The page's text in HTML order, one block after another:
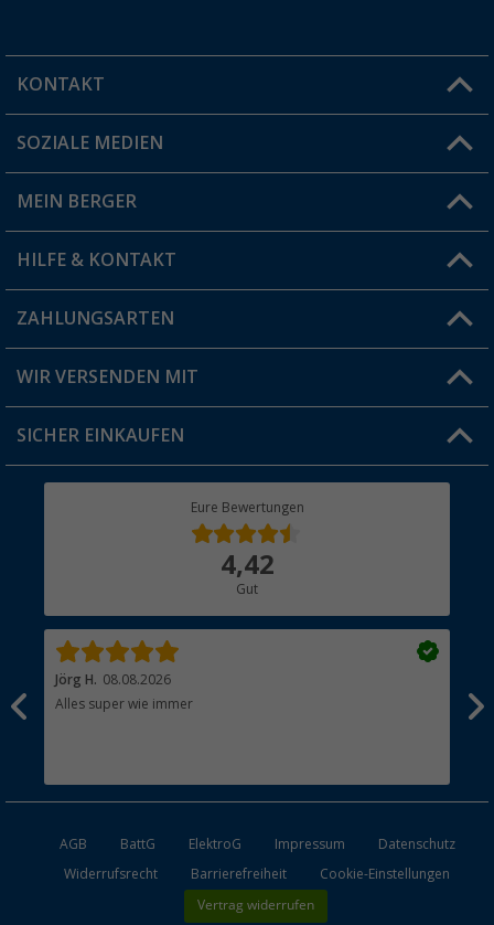
KONTAKT
Du hast eine Frage?
Filiale finden
SOZIALE MEDIEN
MEIN BERGER
Vorteilskarte
Blog
Jobs & Karriere
HILFE & KONTAKT
FAQ & Kontakt
Versandinformationen
Rücksendung
ZAHLUNGSARTEN
WIR VERSENDEN MIT
SICHER EINKAUFEN
Eure Bewertungen
4,42
Gut
Jörg H. 08.08.2026
Alles super wie immer
AGB BattG ElektroG Impressum
Datenschutz
Widerrufsrecht
Barrierefreiheit Cookie-Einstellungen
Vertrag widerrufen